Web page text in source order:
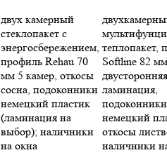
двух камерный
стеклопакет с
энергосбережением,
профиль Rehau 70
мм 5 камер, откосы
сосна, подоконники
немецкий пластик
(ламинация на
выбор); наличники
на окна
теплопакет,
Softline 82
двусторонняя
ламинация,
подоконники
немецкий
откосы
наличники